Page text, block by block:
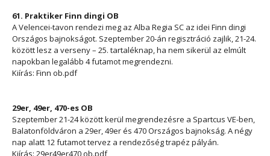
61. Praktiker Finn dingi OB
A Velencei-tavon rendezi meg az Alba Regia SC az idei Finn dingi
Országos bajnokságot. Szeptember 20-án regisztráció zajlik, 21-24.
között lesz a verseny – 25. tartaléknap, ha nem sikerül az elmúlt
napokban legalább 4 futamot megrendezni.
Kiírás: Finn ob.pdf
29er, 49er, 470-es OB
Szeptember 21-24 között kerül megrendezésre a Spartcus VE-ben,
Balatonföldváron a 29er, 49er és 470 Országos bajnokság. A négy
nap alatt 12 futamot tervez a rendezőség trapéz pályán.
Kiírás: 29er49er470 ob.pdf